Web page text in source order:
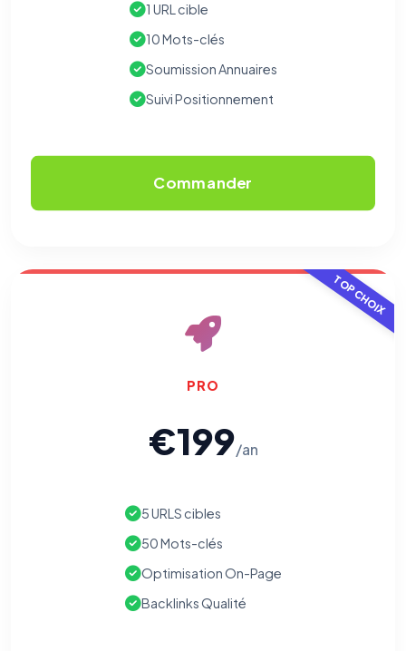
1 URL cible
10 Mots-clés
Soumission Annuaires
Suivi Positionnement
Commander
TOP CHOIX
PRO
€199/an
5 URLS cibles
50 Mots-clés
Optimisation On-Page
Backlinks Qualité